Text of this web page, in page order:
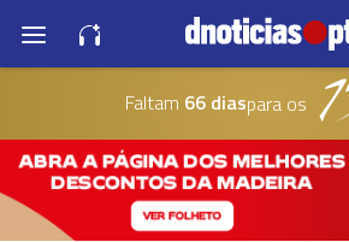
Faltam 66 diaspara os